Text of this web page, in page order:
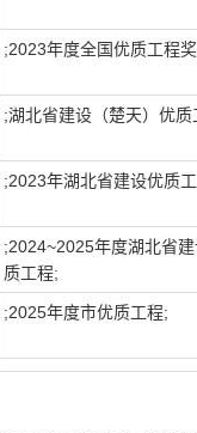
;2023年度全国优质工程
;湖北省建设（楚天）优质
;2023年湖北省建设优质
;2024~2025年度湖北省
质工程;
;2025年度市优质工程;